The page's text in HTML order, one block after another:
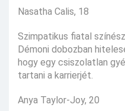
Nasatha Calis, 18
Szimpatikus fiatal
Démoni dobozban
hogy egy csiszolatlan
tartani a karrierjét.
Anya Taylor-Joy, 20